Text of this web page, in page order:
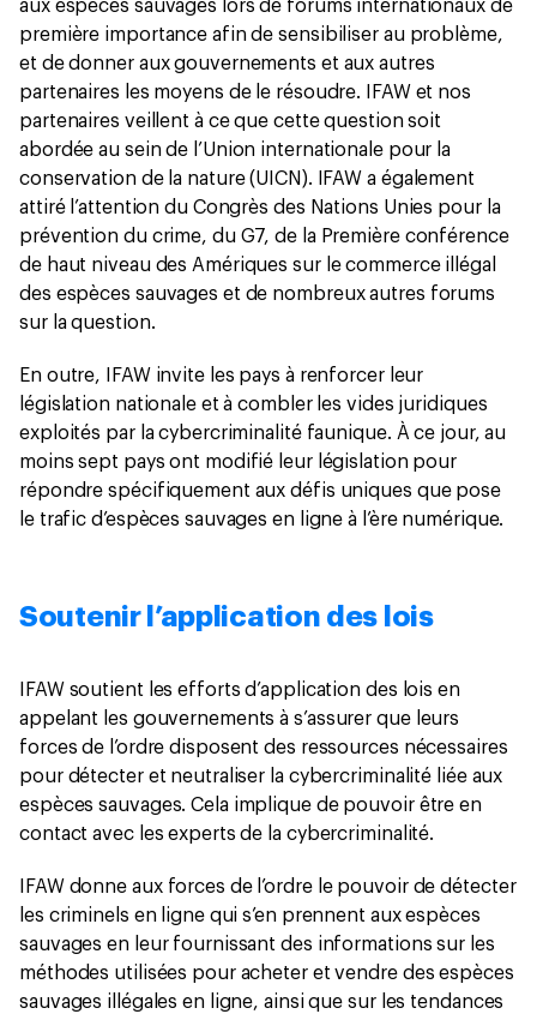
aux espèces sauvages lors de forums internationaux de
première importance afin de sensibiliser au problème,
et de donner aux gouvernements et aux autres
partenaires les moyens de le résoudre. IFAW et nos
partenaires veillent à ce que cette question soit
abordée au sein de l’Union internationale pour la
conservation de la nature (UICN). IFAW a également
attiré l’attention du Congrès des Nations Unies pour la
prévention du crime, du G7, de la Première conférence
de haut niveau des Amériques sur le commerce illégal
des espèces sauvages et de nombreux autres forums
sur la question.
En outre, IFAW invite les pays à renforcer leur
législation nationale et à combler les vides juridiques
exploités par la cybercriminalité faunique. À ce jour, au
moins sept pays ont modifié leur législation pour
répondre spécifiquement aux défis uniques que pose
le trafic d’espèces sauvages en ligne à l’ère numérique.
Soutenir l’application des lois
IFAW soutient les efforts d’application des lois en
appelant les gouvernements à s’assurer que leurs
forces de l’ordre disposent des ressources nécessaires
pour détecter et neutraliser la cybercriminalité liée aux
espèces sauvages. Cela implique de pouvoir être en
contact avec les experts de la cybercriminalité.
IFAW donne aux forces de l’ordre le pouvoir de détecter
les criminels en ligne qui s’en prennent aux espèces
sauvages en leur fournissant des informations sur les
méthodes utilisées pour acheter et vendre des espèces
sauvages illégales en ligne, ainsi que sur les tendances